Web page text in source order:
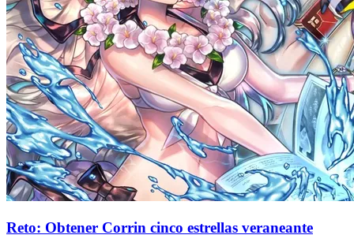
Reto: Obtener Corrin cinco estrellas veraneante